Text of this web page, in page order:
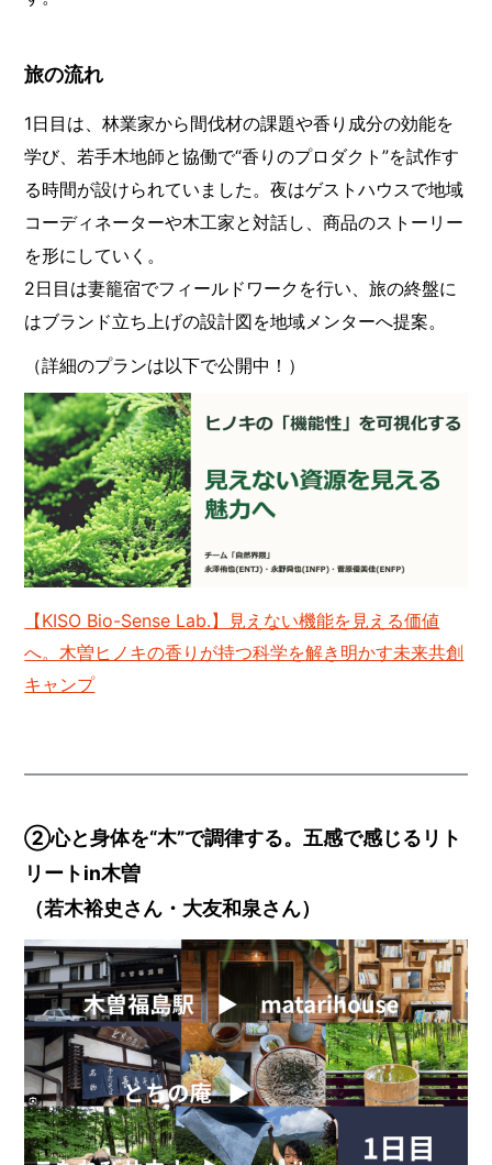
旅の流れ
1日目は、林業家から間伐材の課題や香り成分の効能を
学び、若手木地師と協働で“香りのプロダクト”を試作す
る時間が設けられていました。夜はゲストハウスで地域
コーディネーターや木工家と対話し、商品のストーリー
を形にしていく。
2日目は妻籠宿でフィールドワークを行い、旅の終盤に
はブランド立ち上げの設計図を地域メンターへ提案。
（詳細のプランは以下で公開中！）
【KISO Bio-Sense Lab.】見えない機能を見える価値
へ。木曽ヒノキの香りが持つ科学を解き明かす未来共創
キャンプ
②心と身体を“木”で調律する。五感で感じるリト
リートin木曽
（若木裕史さん・大友和泉さん）